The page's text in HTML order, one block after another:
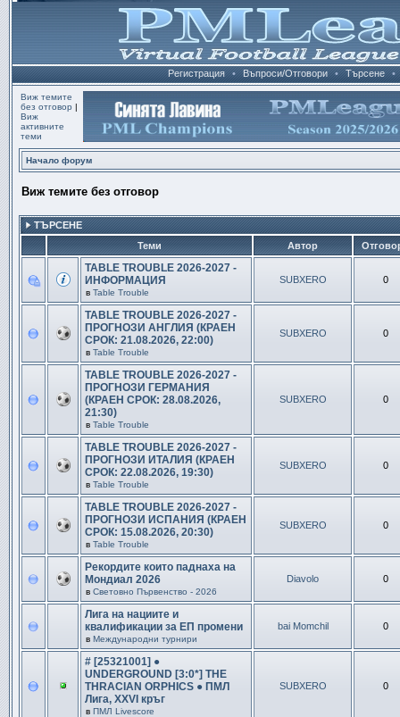
Регистрация • Въпроси/Отговори • Търсене •
Виж темите
без отговор |
Виж
активните
теми
Начало форум
Виж темите без отговор
ТЪРСЕНЕ
Теми
Автор
TABLE TROUBLE 2026-2027 -
ИНФОРМАЦИЯ
в Table Trouble
SUBXERO 0
TABLE TROUBLE 2026-2027 -
ПРОГНОЗИ АНГЛИЯ (КРАЕН
СРОК: 21.08.2026, 22:00)
в Table Trouble
SUBXERO 0
TABLE TROUBLE 2026-2027 -
ПРОГНОЗИ ГЕРМАНИЯ
(КРАЕН СРОК: 28.08.2026,
21:30)
в Table Trouble
SUBXERO 0
TABLE TROUBLE 2026-2027 -
ПРОГНОЗИ ИТАЛИЯ (КРАЕН
СРОК: 22.08.2026, 19:30)
в Table Trouble
SUBXERO 0
TABLE TROUBLE 2026-2027 -
ПРОГНОЗИ ИСПАНИЯ (КРАЕН
СРОК: 15.08.2026, 20:30)
в Table Trouble
SUBXERO 0
Рекордите които паднаха на
Мондиал 2026
в Световно Първенство - 2026
Diavolo 0
Лига на нациите и
квалификации за ЕП промени
в Международни турнири
bai Momchil 0
# [25321001] ●
UNDERGROUND [3:0*] THE
THRACIAN ORPHICS ● ПМЛ
Лига, XXVI кръг
в ПМЛ Livescore
SUBXERO 0